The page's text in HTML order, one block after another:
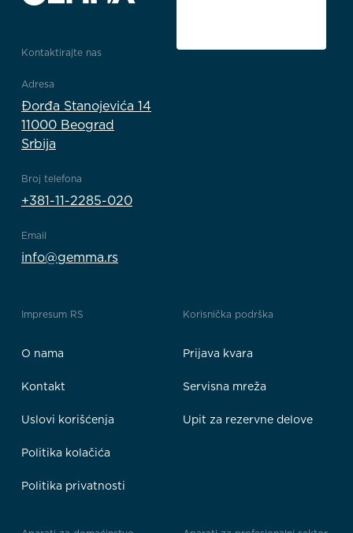
Kontaktirajte nas
Adresa
Đorđa Stanojevića 14
11000 Beograd
Srbija
Broj telefona
+381-11-2285-020
Email
info@gemma.rs
Impresum RS
O nama
Kontakt
Uslovi korišćenja
Politika kolačića
Politika privatnosti
Korisnička podrška
Prijava kvara
Servisna mreža
Upit za rezervne delove